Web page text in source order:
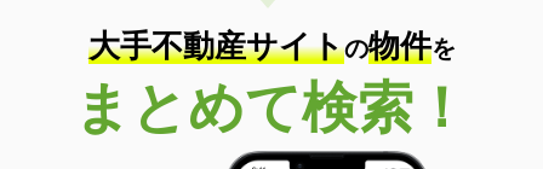
使用面積
146.85m²
栃木県佐野市大橋町
価 格
14.85万円
栃木県佐野市大橋町
大手不動産サイトの物件を
まとめて検索！